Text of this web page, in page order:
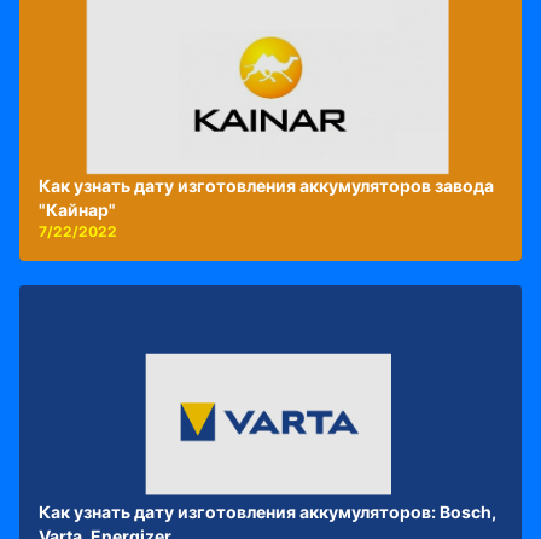
Как узнать дату изготовления аккумуляторов завода
"Кайнар"
7/22/2022
Как узнать дату изготовления аккумуляторов: Bosch,